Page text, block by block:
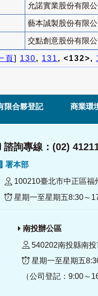
允諾實業股份有限公
藝本誠製股份有限公
交點創意股份有限公
頁] 130, 131, <132>,
限合夥登記 商業環
諮詢專線：(02)
署本部
100210臺北市中正區福
星期一至星期五8:30～
南投辦公區
540202南投縣南
星期一至星期五
（公司登記：9:00～